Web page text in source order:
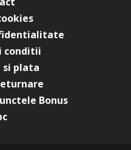
conditii
si plata
Bonus